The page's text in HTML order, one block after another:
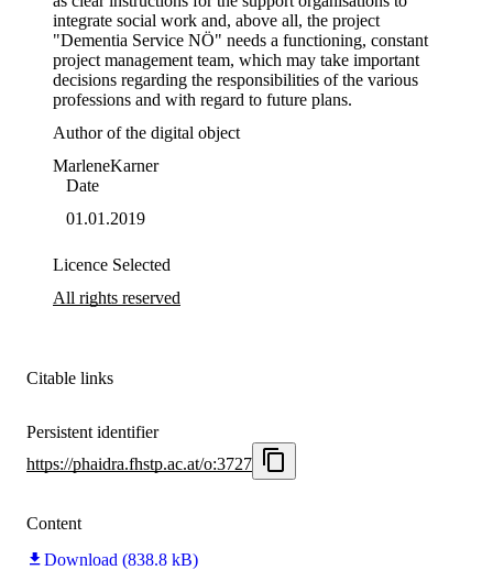
integrate social work and, above all, the project
"Dementia Service NÖ" needs a functioning, constant
project management team, which may take important
decisions regarding the responsibilities of the various
professions and with regard to future plans.
Author of the digital object
MarleneKarner
Date
01.01.2019
Licence Selected
All rights reserved
Citable links
Persistent identifier
https://phaidra.fhstp.ac.at/o:3727
Content
Download (838.8 kB)